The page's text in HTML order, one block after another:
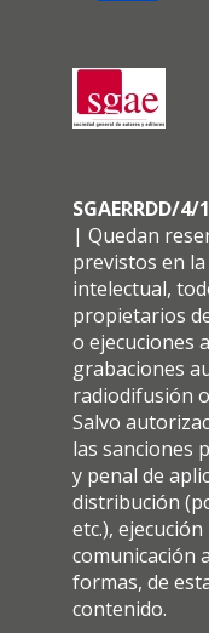
SGAERRDD/
| Quedan
previstos en
intelectual,
propietarios
o ejecuciones
grabaciones
radiodifusión
Salvo
las sanciones
y penal de
distribución
etc.),
comunicación
formas, de
contenido.